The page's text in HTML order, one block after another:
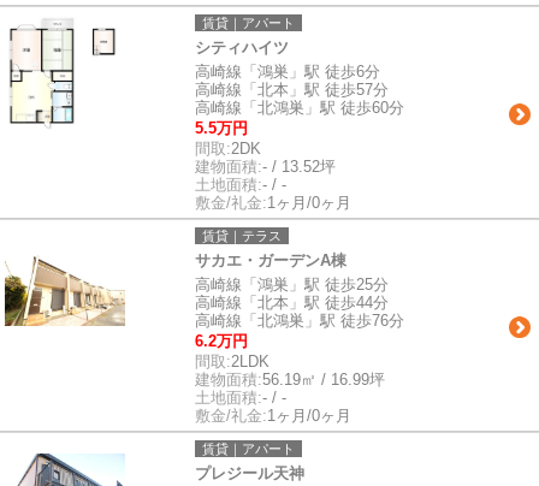
賃貸｜アパート
シティハイツ
高崎線「鴻巣」駅 徒歩6分
高崎線「北本」駅 徒歩57分
高崎線「北鴻巣」駅 徒歩60分
5.5万円
間取:2DK
建物面積:- / 13.52坪
土地面積:- / -
敷金/礼金:1ヶ月/0ヶ月
賃貸｜テラス
サカエ・ガーデンA棟
高崎線「鴻巣」駅 徒歩25分
高崎線「北本」駅 徒歩44分
高崎線「北鴻巣」駅 徒歩76分
6.2万円
間取:2LDK
建物面積:56.19㎡ / 16.99坪
土地面積:- / -
敷金/礼金:1ヶ月/0ヶ月
賃貸｜アパート
プレジール天神